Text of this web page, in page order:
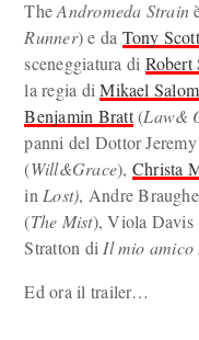
TheAndromeda Strain
Runner) e da Tony Scott
sceneggiatura di Robert
la regia diMikael
Benjamin Bratt(Law&
panni del Dottor
(Will&Grace), Christa
in Lost), Andre
(The Mist), Viola Davis
Stratton di Il mio amico
Ed ora il trailer…